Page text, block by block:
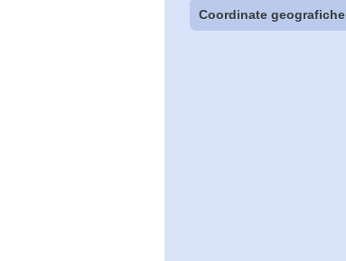
Coordinate geografiche